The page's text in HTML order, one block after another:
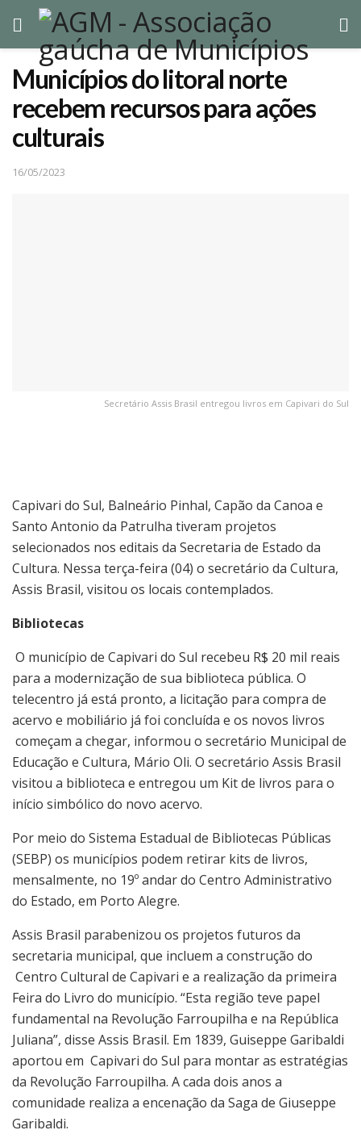
Municípios do litoral norte
recebem recursos para ações
culturais
16/05/2023
Secretário Assis Brasil entregou livros em Capivari do Sul
Capivari do Sul, Balneário Pinhal, Capão da Canoa e
Santo Antonio da Patrulha tiveram projetos
selecionados nos editais da Secretaria de Estado da
Cultura. Nessa terça-feira (04) o secretário da Cultura,
Assis Brasil, visitou os locais contemplados.
Bibliotecas
O município de Capivari do Sul recebeu R$ 20 mil reais
para a modernização de sua biblioteca pública. O
telecentro já está pronto, a licitação para compra de
acervo e mobiliário já foi concluída e os novos livros
começam a chegar, informou o secretário Municipal de
Educação e Cultura, Mário Oli. O secretário Assis Brasil
visitou a biblioteca e entregou um Kit de livros para o
início simbólico do novo acervo.
Por meio do Sistema Estadual de Bibliotecas Públicas
(SEBP) os municípios podem retirar kits de livros,
mensalmente, no 19º andar do Centro Administrativo
do Estado, em Porto Alegre.
Assis Brasil parabenizou os projetos futuros da
secretaria municipal, que incluem a construção do
Centro Cultural de Capivari e a realização da primeira
Feira do Livro do município. “Esta região teve papel
fundamental na Revolução Farroupilha e na República
Juliana”, disse Assis Brasil. Em 1839, Guiseppe Garibaldi
aportou em Capivari do Sul para montar as estratégias
da Revolução Farroupilha. A cada dois anos a
comunidade realiza a encenação da Saga de Giuseppe
Garibaldi.